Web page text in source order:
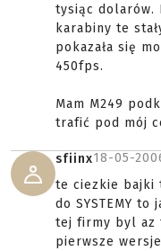
tysiąc dolarów.
karabiny te
pokazała się
450fps.
Mam M249
trafić pod mój
sfiinx18-05-
te ciezkie bajki
do SYSTEMY
tej firmy byl az
pierwsze